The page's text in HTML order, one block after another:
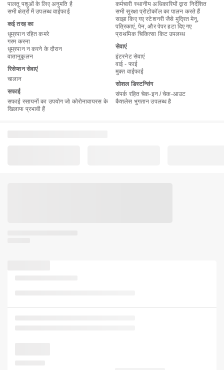
पालतू पशुओं के लिए अनुमति है
सभी क्षेत्रों में उपलब्ध वाईफाई
कई तरह का
धूम्रपान रहित कमरे
गरम करना
धूम्रपान न करने के दौरान
वातानुकूलन
रिसेप्शन सेवाएं
चालान
सफाई
सफाई रसायनों का उपयोग जो कोरोनावायरस के
खिलाफ प्रभावी हैं
कर्मचारी स्थानीय अधिकारियों द्वारा निर्देशित
सभी सुरक्षा प्रोटोकॉल का पालन करते हैं
साझा किए गए स्टेशनरी जैसे मुद्रित मेनू,
पत्रिकाएं, पेन, और पेपर हटा दिए गए
प्राथमिक चिकित्सा किट उपलब्ध
सेवाएं
इंटरनेट सेवाएं
वाई - फाई
मुक्त वाईफाई
सोशल डिस्टन्सिंग
संपर्क रहित चेक-इन / चेक-आउट
कैशलेस भुगतान उपलब्ध है